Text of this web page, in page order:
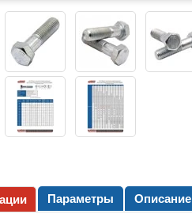
Параметры Описание